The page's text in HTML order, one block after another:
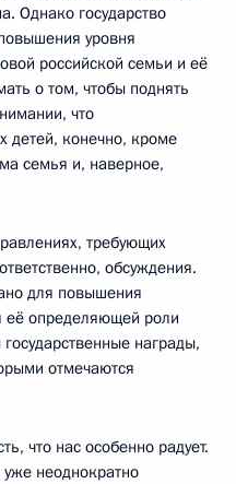
Однако государство
уровня
российской семьи и её
о том, чтобы поднять
что
детей, конечно, кроме
семья и, наверное,
требующих
обсуждения.
для повышения
её определяющей роли
награды,
отмечаются
что нас особенно радует.
неоднократно